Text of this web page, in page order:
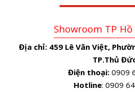
Showroom TP
Địa chỉ: 459 Lê Văn Việt,
TP.Thủ
Điện thoại:0909
Hotline: 0909